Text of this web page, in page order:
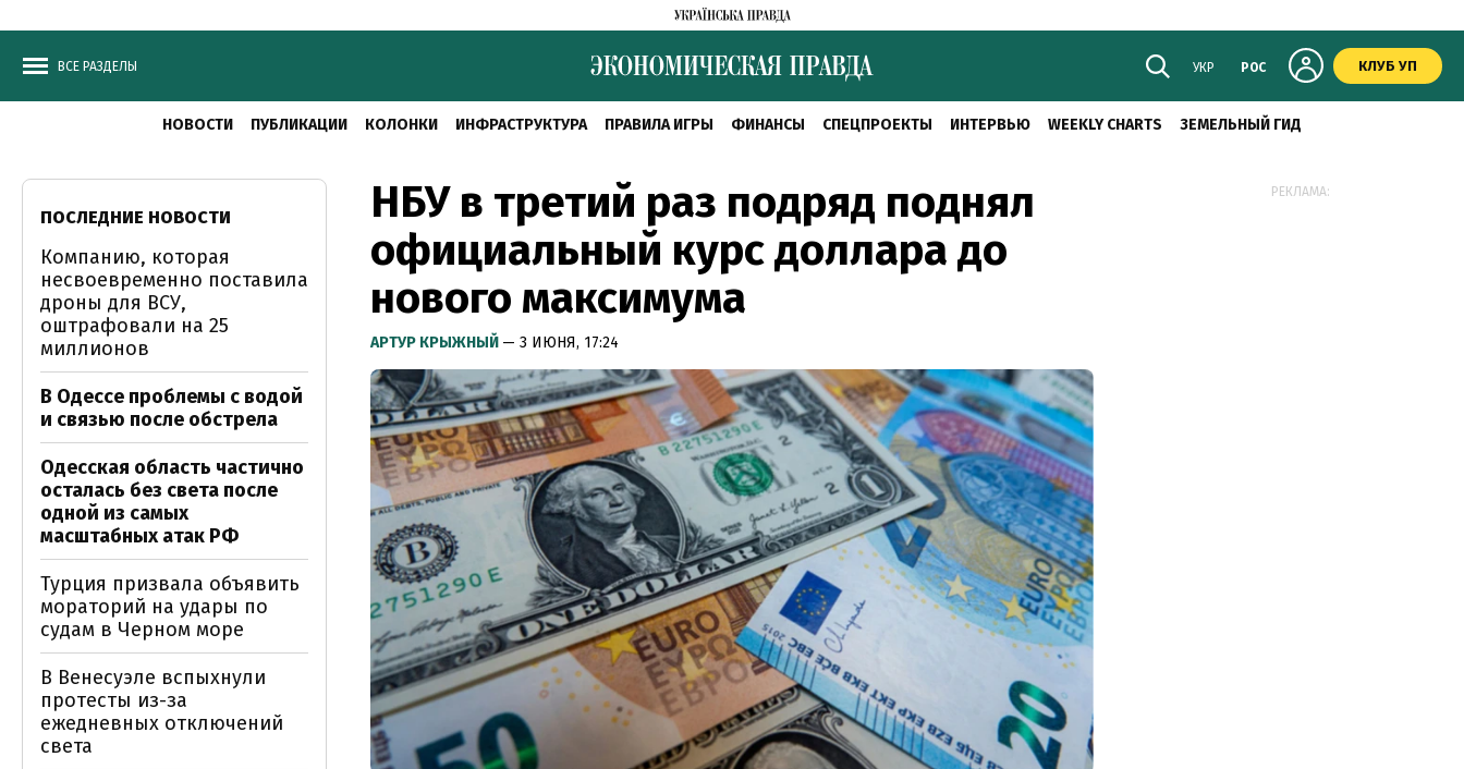
ВСЕ РАЗДЕЛЫ УКР РОС КЛУБ УП
НОВОСТИ ПУБЛИКАЦИИ КОЛОНКИ ИНФРАСТРУКТУРА ПРАВИЛА ИГРЫ ФИНАНСЫ СПЕЦПРОЕКТЫ ИНТЕРВЬЮ WEEKLY CHARTS ЗЕМЕЛЬНЫЙ ГИД
НБУ в третий раз подряд поднял
официальный курс доллара до
нового максимума
АРТУР КРЫЖНЫЙ — 3 ИЮНЯ, 17:24
ПОСЛЕДНИЕ НОВОСТИ
Компанию, которая
несвоевременно поставила
дроны для ВСУ,
оштрафовали на 25
миллионов
В Одессе проблемы с водой
и связью после обстрела
Одесская область частично
осталась без света после
одной из самых
масштабных атак РФ
Турция призвала объявить
мораторий на удары по
судам в Черном море
В Венесуэле вспыхнули
протесты из-за
ежедневных отключений
света
РЕКЛАМА: